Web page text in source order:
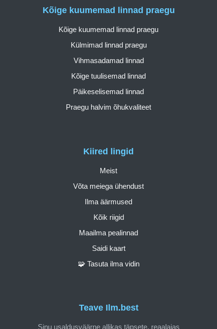
Teave Ilm.best
Sinu usaldusväärne allikas täpsete, reaalajas
Kiired lingid
Meist
Võta meiega ühendust
Ilma äärmused
Kõik riigid
Maailma pealinnad
Saidi kaart
🧩 Tasuta ilma vidin
Kõige kuumemad linnad praegu
Kõige kuumemad linnad praegu
Külmimad linnad praegu
Vihmasadamad linnad
Kõige tuulisemad linnad
Päikeselisemad linnad
Praegu halvim õhukvaliteet